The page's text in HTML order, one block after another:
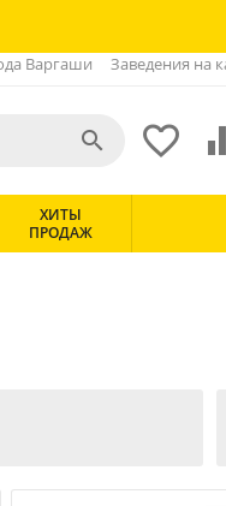
Варгаши Заведения на


ХИТЫ
ПРОДАЖ